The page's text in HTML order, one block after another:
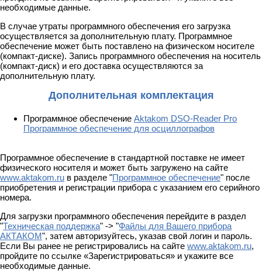
необходимые данные.
В случае утраты программного обеспечения его загрузка
осуществляется за дополнительную плату. Программное
обеспечение может быть поставлено на физическом носителе
(компакт-диске). Запись программного обеспечения на носитель
(компакт-диск) и его доставка осуществляются за
дополнительную плату.
Дополнительная комплектация
Программное обеспечение Aktakom DSO-Reader Pro
Программное обеспечение для осциллографов
Программное обеспечение в стандартной поставке не имеет
физического носителя и может быть загружено на сайте
www.aktakom.ru в разделе "Программное обеспечение" после
приобретения и регистрации прибора с указанием его серийного
номера.
Для загрузки программного обеспечения перейдите в раздел
"Техническая поддержка" -> "Файлы для Вашего прибора
АКТАКОМ", затем авторизуйтесь, указав свой логин и пароль.
Если Вы ранее не регистрировались на сайте www.aktakom.ru,
пройдите по ссылке «Зарегистрироваться» и укажите все
необходимые данные.